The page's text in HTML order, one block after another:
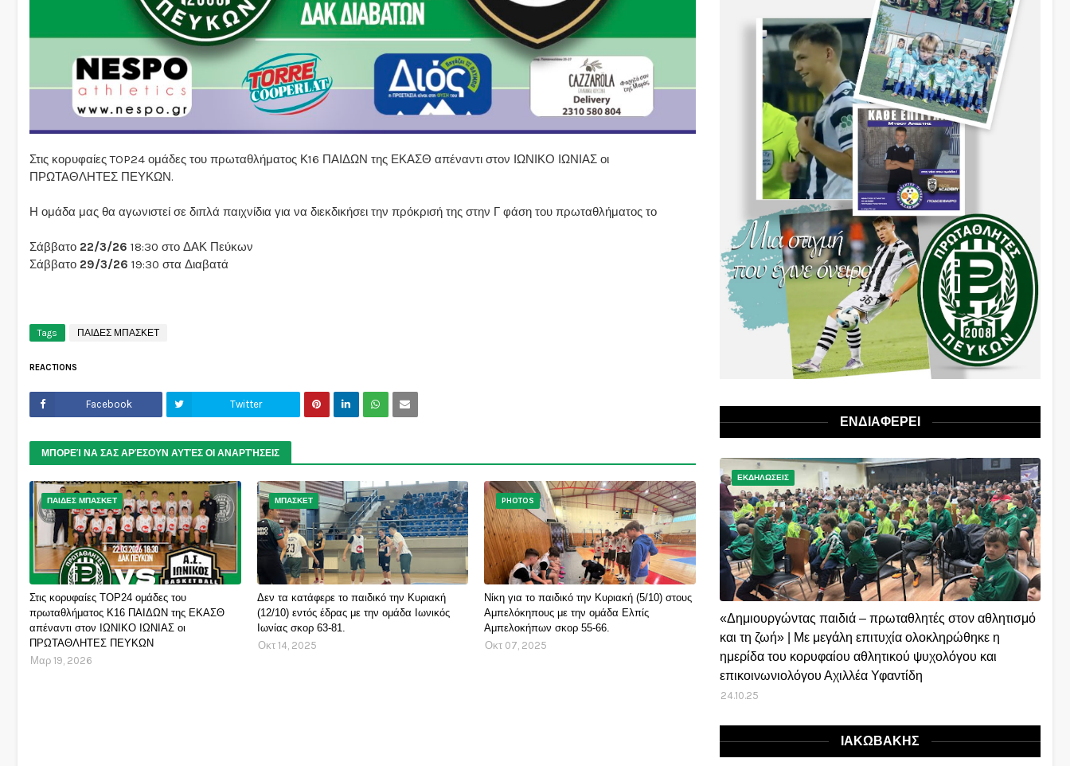
Στις κορυφαίες TOP24 ομάδες του πρωταθλήματος Κ16 ΠΑΙΔΩΝ της ΕΚΑΣΘ απέναντι στον ΙΩΝΙΚΟ ΙΩΝΙΑΣ οι
ΠΡΩΤΑΘΛΗΤΕΣ ΠΕΥΚΩΝ.
Η ομάδα μας θα αγωνιστεί σε διπλά παιχνίδια για να διεκδικήσει την πρόκρισή της στην Γ φάση του πρωταθλήματος το
Σάββατο 22/3/26 18:30 στο ΔΑΚ Πεύκων
Σάββατο 29/3/26 19:30 στα Διαβατά
Tags ΠΑΙΔΕΣ ΜΠΑΣΚΕΤ
REACTIONS
Facebook Twitter
ΜΠΟΡΕΊ ΝΑ ΣΑΣ ΑΡΈΣΟΥΝ ΑΥΤΈΣ ΟΙ ΑΝΑΡΤΉΣΕΙΣ
ΠΑΙΔΕΣ ΜΠΑΣΚΕΤ
Στις κορυφαίες TOP24 ομάδες του
πρωταθλήματος Κ16 ΠΑΙΔΩΝ της ΕΚΑΣΘ
απέναντι στον ΙΩΝΙΚΟ ΙΩΝΙΑΣ οι
ΠΡΩΤΑΘΛΗΤΕΣ ΠΕΥΚΩΝ
Μαρ 19, 2026
ΜΠΑΣΚΕΤ
Δεν τα κατάφερε το παιδικό την Κυριακή
(12/10) εντός έδρας με την ομάδα Ιωνικός
Ιωνίας σκορ 63-81.
Οκτ 14, 2025
PHOTOS
Νίκη για το παιδικό την Κυριακή (5/10) στους
Αμπελόκηπους με την ομάδα Ελπίς
Αμπελοκήπων σκορ 55-66.
Οκτ 07, 2025
ΕΝΔΙΑΦΕΡΕΙ
ΕΚΔΗΛΩΣΕΙΣ
«Δημιουργώντας παιδιά – πρωταθλητές στον αθλητισμό
και τη ζωή» | Με μεγάλη επιτυχία ολοκληρώθηκε η
ημερίδα του κορυφαίου αθλητικού ψυχολόγου και
επικοινωνιολόγου Αχιλλέα Υφαντίδη
24.10.25
ΙΑΚΩΒΑΚΗΣ